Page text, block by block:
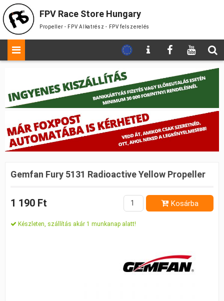
FPV Race Store Hungary
Propeller - FPV Alkatrész - FPV felszerelés
Gemfan Fury 5131 Radioactive Yellow Propeller
1 190 Ft Kosárba
Készleten, szállítás akár 1 munkanap alatt!